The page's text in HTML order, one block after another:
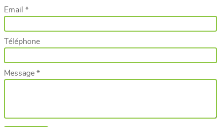
Email *
Téléphone
Message *